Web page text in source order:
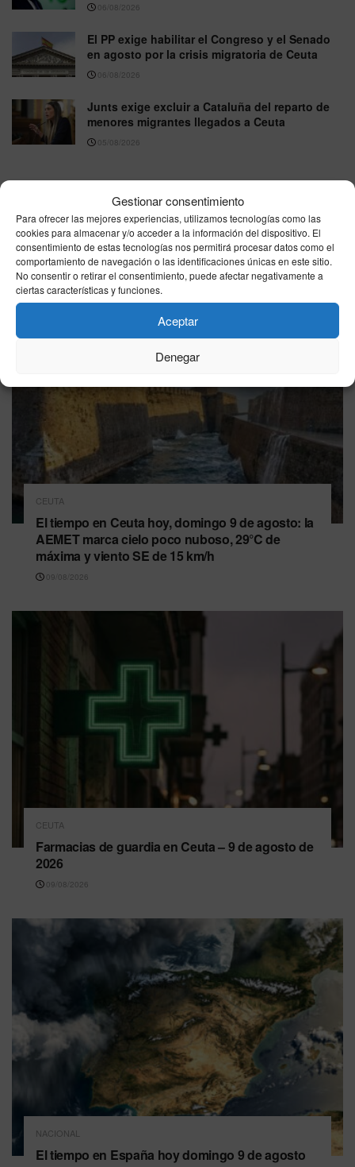
Gestionar consentimiento
Para ofrecer las mejores experiencias, utilizamos tecnologías como las
cookies para almacenar y/o acceder a la información del dispositivo. El
consentimiento de estas tecnologías nos permitirá procesar datos como el
comportamiento de navegación o las identificaciones únicas en este sitio.
No consentir o retirar el consentimiento, puede afectar negativamente a
ciertas características y funciones.
Aceptar
Denegar
06/08/2026
El PP exige habilitar el Congreso y el Senado
en agosto por la crisis migratoria de Ceuta
06/08/2026
Junts exige excluir a Cataluña del reparto de
menores migrantes llegados a Ceuta
05/08/2026
Última hora
CEUTA
El tiempo en Ceuta hoy, domingo 9 de agosto: la
AEMET marca cielo poco nuboso, 29°C de
máxima y viento SE de 15 km/h
09/08/2026
CEUTA
Farmacias de guardia en Ceuta – 9 de agosto de
2026
09/08/2026
NACIONAL
El tiempo en España hoy domingo 9 de agosto